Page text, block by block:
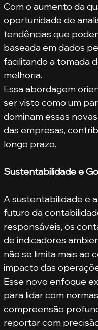
Com o aumento da
oportunidade de
tendências que
baseada em dados
facilitando a tomada
melhoria.
Essa abordagem
ser visto como um
dominam essas
das empresas,
longo prazo.
Sustentabilidade e
A sustentabilidade e
futuro da
responsáveis, os
de indicadores
não se limita mais ao
impacto das
Esse novo enfoque
para lidar com
compreensão
reportar com